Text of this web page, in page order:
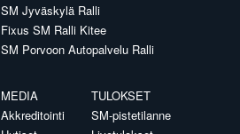
SM Jyväskylä Ralli
Fixus SM Ralli Kitee
SM Porvoon Autopalvelu Ralli
MEDIA
Akkreditointi
TULOKSET
SM-pistetilanne